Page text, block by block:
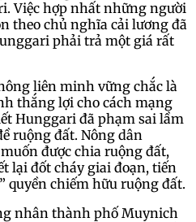
Việc hợp nhất những người
theo chủ nghĩa cải lương đã
phải trả một giá rất
liên minh vững chắc là
thắng lợi cho cách mạng
Hunggari đã phạm sai lầm
ruộng đất. Nông dân
được chia ruộng đất,
lại đốt cháy giai đoạn, tiến
quyền chiếm hữu ruộng đất.
nhân thành phố Muynich